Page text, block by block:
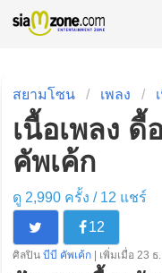
สยามโซน เพลง
เนื้อเพลง
คัพเค้ก
ดู 2,990 ครั้ง / 12 แชร์
12
ศิลปิน บีบี คัพเค้ก | เพิ่มเมื่อ 23